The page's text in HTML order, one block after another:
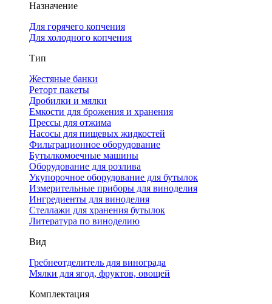
Назначение
Для горячего копчения
Для холодного копчения
Тип
Жестяные банки
Реторт пакеты
Дробилки и мялки
Емкости для брожения и хранения
Прессы для отжима
Насосы для пищевых жидкостей
Фильтрационное оборудование
Бутылкомоечные машины
Оборудование для розлива
Укупорочное оборудование для бутылок
Измерительные приборы для виноделия
Ингредиенты для виноделия
Стеллажи для хранения бутылок
Литература по виноделию
Вид
Гребнеотделитель для винограда
Мялки для ягод, фруктов, овощей
Комплектация